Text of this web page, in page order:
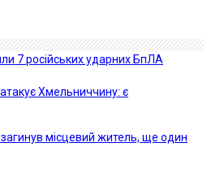
7 російських ударних БпЛА
атакує Хмельниччину: є
місцевий житель, ще один